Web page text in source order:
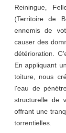
Reiningue,
(Territoire de
ennemis de
causer des
détérioration.
En appliquant
toiture, nous
l'eau de
structurelle de
offrant une
torrentielles.